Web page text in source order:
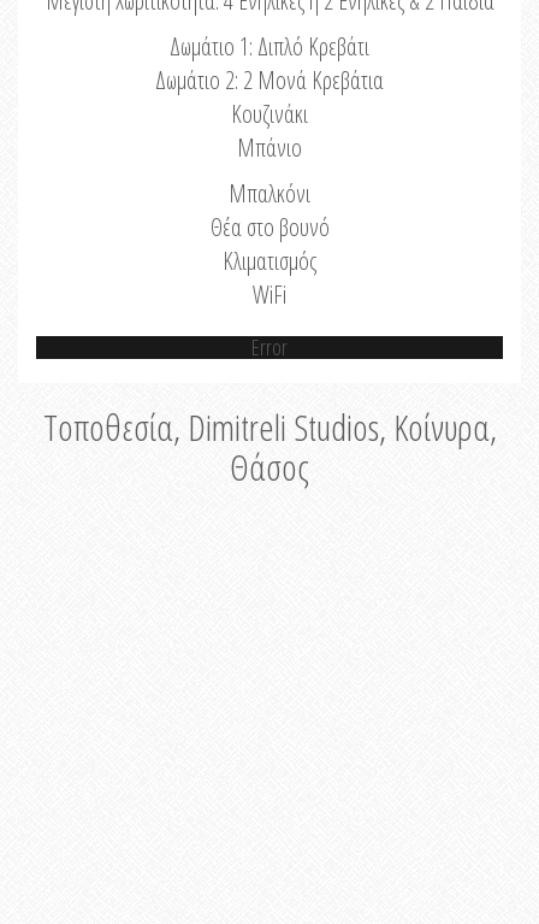
Δωμάτιο 1: Διπλό Κρεβάτι
Δωμάτιο 2: 2 Μονά Κρεβάτια
Κουζινάκι
Μπάνιο
Μπαλκόνι
Θέα στο βουνό
Κλιματισμός
WiFi
Error
Τοποθεσία, Dimitreli Studios, Κοίνυρα,
Θάσος